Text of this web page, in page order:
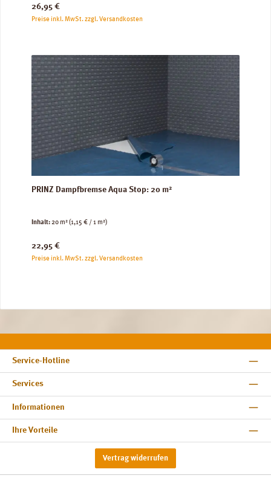
Regulärer Preis:
26,95 €
Preise inkl. MwSt. zzgl. Versandkosten
PRINZ Dampfbremse Aqua Stop: 20 m²
Inhalt:20 m²(1,15 € / 1 m²)
Regulärer Preis:
22,95 €
Preise inkl. MwSt. zzgl. Versandkosten
Service-Hotline
Services
Informationen
Ihre Vorteile
Vertrag widerrufen